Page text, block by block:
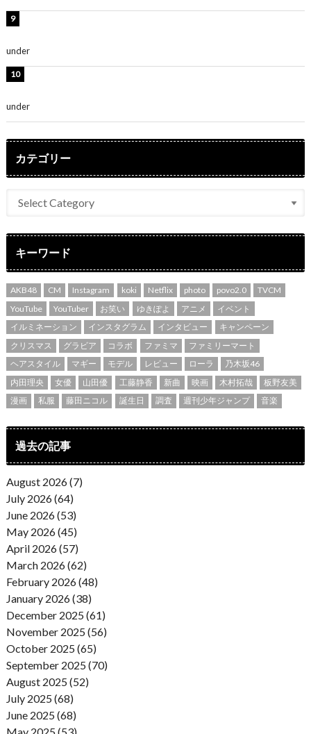
under
under
カテゴリー
キーワード
AKB48 CM Instagram koki Netflix photo povo2.0
TVCM
YouTube
YouTuber お笑い ゆきぽよ アニメ
イベント
イルミネーション
インスタグラム インタビュー
キャンペーン
クリスマス
グラビア コラボ ファミマ
ファミリーマート
ヘアスタイル
マギー モデル レビュー ローラ
乃木坂46
内田理央
女優 山田優 工藤静香 新曲 映画 木村拓哉
板野友美
漫画
私服 藤田ニコル 誕生日 調査 週刊少年ジャンプ 音楽
過去の記事
August 2026 (7)
July 2026 (64)
June 2026 (53)
May 2026 (45)
April 2026 (57)
March 2026 (62)
February 2026 (48)
January 2026 (38)
December 2025 (61)
November 2025 (56)
October 2025 (65)
September 2025 (70)
August 2025 (52)
July 2025 (68)
June 2025 (68)